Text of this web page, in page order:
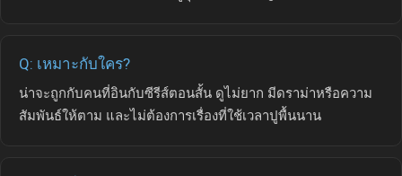
Q: เหมาะกับใคร?
น่าจะถูกกับคนที่อินกับซีรีส์ตอนสั้น ดูไม่ยาก มีดราม่าหรือความ
สัมพันธ์ให้ตาม และไม่ต้องการเรื่องที่ใช้เวลาปูพื้นนาน